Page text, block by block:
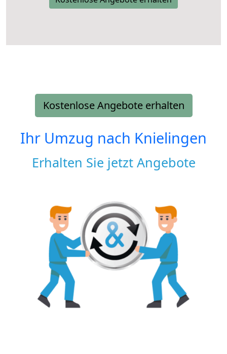
Kostenlose Angebote erhalten
Ihr Umzug nach Knielingen
Erhalten Sie jetzt Angebote